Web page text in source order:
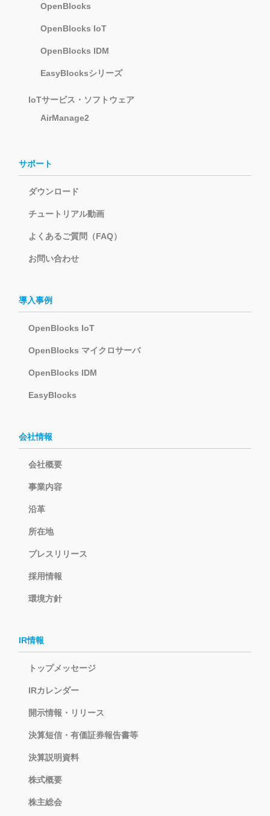
OpenBlocks
OpenBlocks IoT
OpenBlocks IDM
EasyBlocksシリーズ
IoTサービス・ソフトウェア
AirManage2
サポート
ダウンロード
チュートリアル動画
よくあるご質問（FAQ）
お問い合わせ
導入事例
OpenBlocks IoT
OpenBlocks マイクロサーバ
OpenBlocks IDM
EasyBlocks
会社情報
会社概要
事業内容
沿革
所在地
プレスリリース
採用情報
環境方針
IR情報
トップメッセージ
IRカレンダー
開示情報・リリース
決算短信・有価証券報告書等
決算説明資料
株式概要
株主総会